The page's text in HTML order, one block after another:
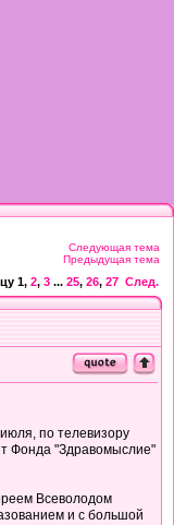
Следующая тема
Предыдущая тема
1, 2, 3 ... 25, 26, 27 След.
по телевизору
Фонда "Здравомыслие"
Всеволодом
и с большой